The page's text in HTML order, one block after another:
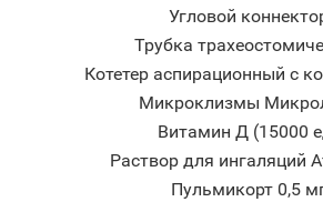
Угловой
Трубка
Котетер аспирационный с
Микроклизмы
Витамин Д (15000
Раствор для ингаляций
Пульмикорт 0,5